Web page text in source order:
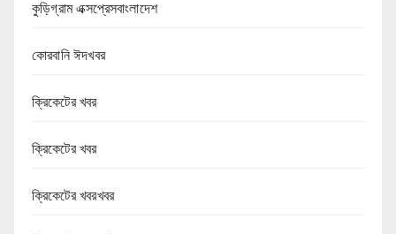
কুড়িগ্রাম এক্সপ্রেসবাংলাদেশ
কোরবানি ঈদখবর
ক্রিকেটের খবর
ক্রিকেটের খবর
ক্রিকেটের খবরখবর